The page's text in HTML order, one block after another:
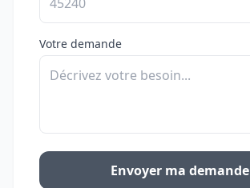
Votre demande
Envoyer ma demande